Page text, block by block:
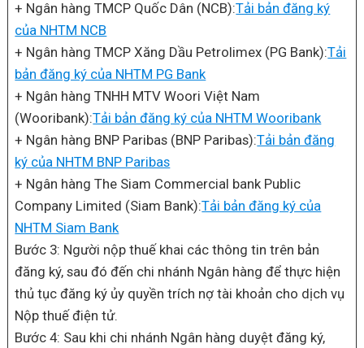
+ Ngân hàng TMCP Quốc Dân (NCB):Tải bản đăng ký
của NHTM NCB
+ Ngân hàng TMCP Xăng Dầu Petrolimex (PG Bank):Tải
bản đăng ký của NHTM PG Bank
+ Ngân hàng TNHH MTV Woori Việt Nam
(Wooribank):Tải bản đăng ký của NHTM Wooribank
+ Ngân hàng BNP Paribas (BNP Paribas):Tải bản đăng
ký của NHTM BNP Paribas
+ Ngân hàng The Siam Commercial bank Public
Company Limited (Siam Bank):Tải bản đăng ký của
NHTM Siam Bank
Bước 3: Người nộp thuế khai các thông tin trên bản
đăng ký, sau đó đến chi nhánh Ngân hàng để thực hiện
thủ tục đăng ký ủy quyền trích nợ tài khoản cho dịch vụ
Nộp thuế điện tử.
Bước 4: Sau khi chi nhánh Ngân hàng duyệt đăng ký,